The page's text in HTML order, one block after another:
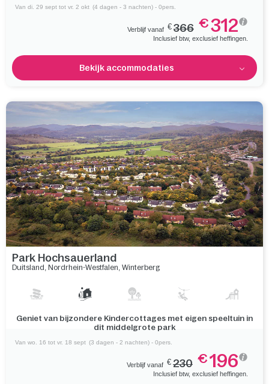
Van di. 29 sept tot vr. 2 okt (4 dagen - 3 nachten) - 0pers.
Verblijf vanaf € 366 €312
Inclusief btw, exclusief heffingen.
Bekijk accommodaties
Park Hochsauerland
Duitsland , Nordrhein-Westfalen, Winterberg
Beleef het "land van de 1000 bergen" tijdens zomerse
fietstochten en winterse ski-avonturen
Van wo. 16 tot vr. 18 sept (3 dagen - 2 nachten) - 0pers.
Verblijf vanaf € 230 €196
Inclusief btw, exclusief heffingen.